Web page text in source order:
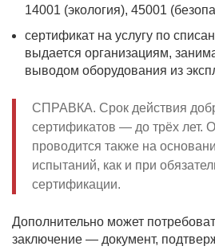
14001 (экология), 45001
сертификат на услугу по
выдается организациям,
выводом оборудования из
СПРАВКА. Срок действия
сертификатов — до трёх лет.
проводится также на
испытаний, как и при
сертификации.
Дополнительно может
заключение — документ,